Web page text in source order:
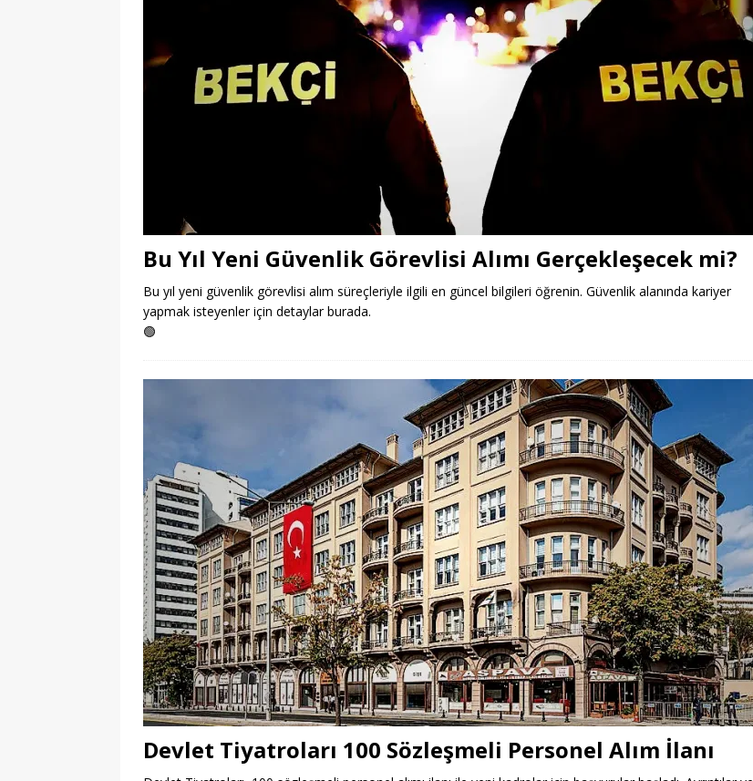
Bu Yıl Yeni Güvenlik Görevlisi Alımı Gerçekleşecek mi?
Bu yıl yeni güvenlik görevlisi alım süreçleriyle ilgili en güncel bilgileri öğrenin. Güvenlik alanında kariyer
yapmak isteyenler için detaylar burada.
🟢
Devlet Tiyatroları 100 Sözleşmeli Personel Alım İlanı